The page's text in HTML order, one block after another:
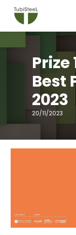
Prize
Best
2023
20/11/2023